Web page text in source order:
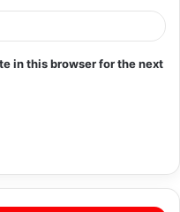
in this browser for the next